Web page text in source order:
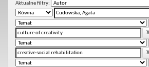
Aktualne filtry: